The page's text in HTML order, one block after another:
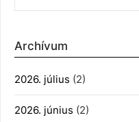
Archívum
2026. július (2)
2026. június (2)